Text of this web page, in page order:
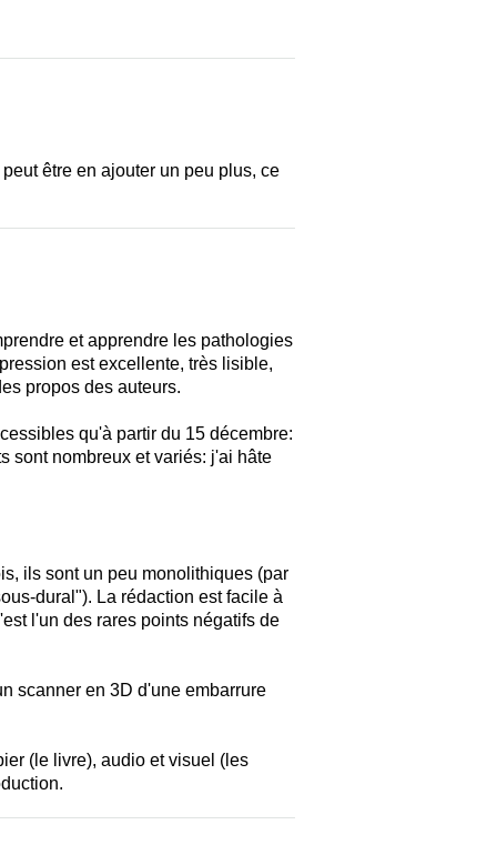
être en ajouter un peu plus, ce
et apprendre les pathologies
est excellente, très lisible,
propos des auteurs.
qu'à partir du 15 décembre:
sont nombreux et variés: j'ai hâte
ils sont un peu monolithiques (par
dural"). La rédaction est facile à
l'un des rares points négatifs de
scanner en 3D d'une embarrure
(le livre), audio et visuel (les